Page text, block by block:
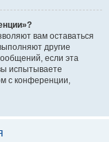
вам оставаться
другие
если эта
испытываете
с конференции,